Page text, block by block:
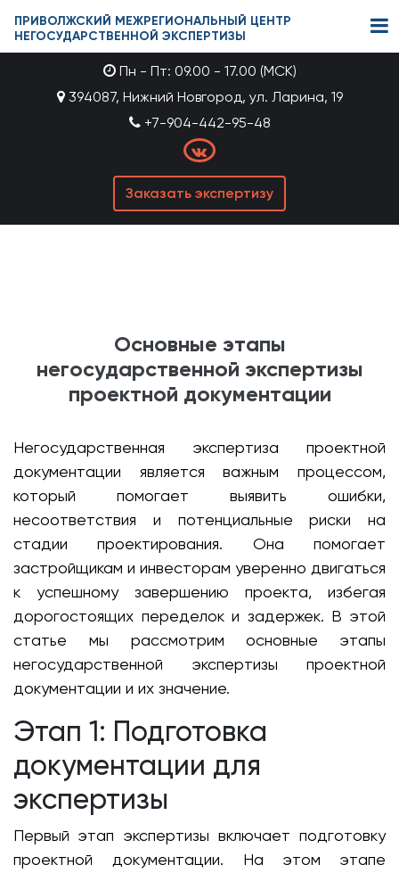
ПРИВОЛЖСКИЙ МЕЖРЕГИОНАЛЬНЫЙ ЦЕНТР
НЕГОСУДАРСТВЕННОЙ ЭКСПЕРТИЗЫ
Пн - Пт: 09.00 - 17.00 (МСК)
394087, Нижний Новгород, ул. Ларина, 19
+7-904-442-95-48
Заказать экспертизу
Основные этапы
негосударственной экспертизы
проектной документации
Негосударственная экспертиза проектной
документации является важным процессом,
который помогает выявить ошибки,
несоответствия и потенциальные риски на
стадии проектирования. Она помогает
застройщикам и инвесторам уверенно двигаться
к успешному завершению проекта, избегая
дорогостоящих переделок и задержек. В этой
статье мы рассмотрим основные этапы
негосударственной экспертизы проектной
документации и их значение.
Этап 1: Подготовка
документации для
экспертизы
Первый этап экспертизы включает подготовку
проектной документации. На этом этапе